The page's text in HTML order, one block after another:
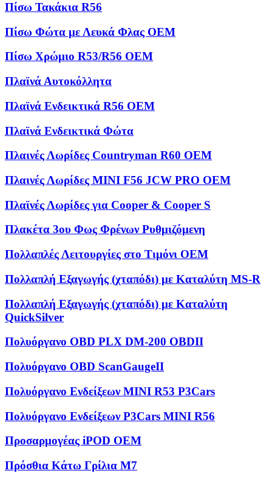
Πίσω Τακάκια R56
Πίσω Φώτα με Λευκά Φλας OEM
Πίσω Χρώμιο R53/R56 OEM
Πλαϊνά Αυτοκόλλητα
Πλαϊνά Ενδεικτικά R56 OEM
Πλαϊνά Ενδεικτικά Φώτα
Πλαινές Λωρίδες Countryman R60 OEM
Πλαινές Λωρίδες MINI F56 JCW PRO OEM
Πλαϊνές Λωρίδες για Cooper & Cooper S
Πλακέτα 3ου Φως Φρένων Ρυθμιζόμενη
Πολλαπλές Λειτουργίες στο Τιμόνι OEM
Πολλαπλή Εξαγωγής (χταπόδι) με Καταλύτη MS-R
Πολλαπλή Εξαγωγής (χταπόδι) με Καταλύτη
QuickSilver
Πολυόργανο OBD PLX DM-200 OBDII
Πολυόργανο OBD ScanGaugeII
Πολυόργανο Ενδείξεων MINI R53 P3Cars
Πολυόργανο Ενδείξεων P3Cars MINI R56
Προσαρμογέας iPOD OEM
Πρόσθια Κάτω Γρίλια M7